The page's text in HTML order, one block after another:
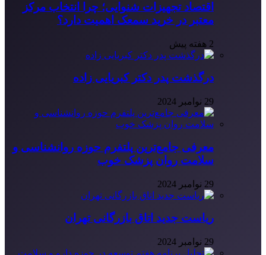
اقتصاد تجهیزات شنوایی؛ چرا انتخاب مرکز
معتبر در خرید سمعک اهمیت دارد؟
2 هفته پیش
درگذشت پدر دکتر کبریایی زاده
29 نوامبر 2024
معرفی جامع‌ترین پلتفرم حوزه روانشناسی و
سلامت روان پزشک خوب
29 نوامبر 2024
ریاست جدید اتاق بازرگانی تهران
29 نوامبر 2024